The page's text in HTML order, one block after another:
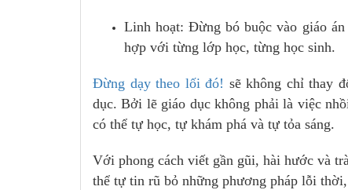
Linh hoạt: Đừng bó buộc vào giáo
hợp với từng lớp học, từng học sinh.
Đừng dạy theo lối đó! sẽ không chỉ thay
dục. Bởi lẽ giáo dục không phải là việc
có thể tự học, tự khám phá và tự tỏa sáng.
Với phong cách viết gần gũi, hài hước và
thể tự tin rũ bỏ những phương pháp lỗi